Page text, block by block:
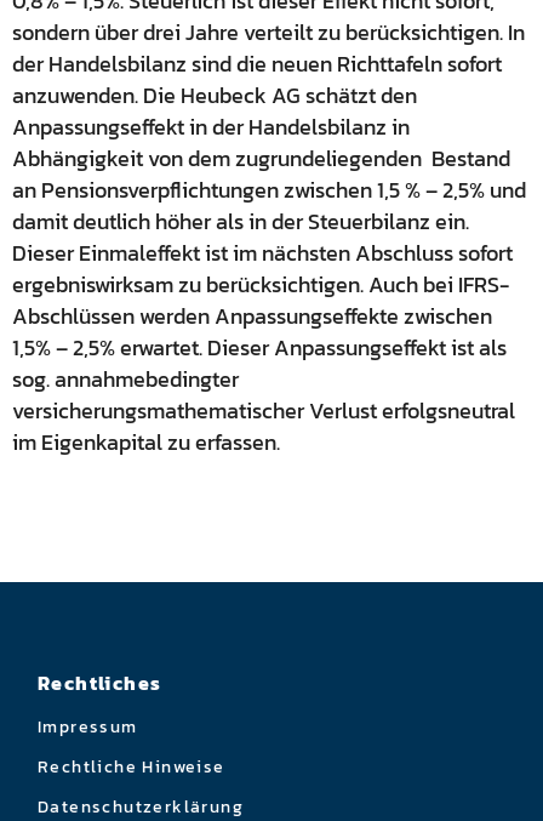
sondern über drei Jahre verteilt zu berücksichtigen. In
der Handelsbilanz sind die neuen Richttafeln sofort
anzuwenden. Die Heubeck AG schätzt den
Anpassungseffekt in der Handelsbilanz in
Abhängigkeit von dem zugrundeliegenden Bestand
an Pensionsverpflichtungen zwischen 1,5 % – 2,5% und
damit deutlich höher als in der Steuerbilanz ein.
Dieser Einmaleffekt ist im nächsten Abschluss sofort
ergebniswirksam zu berücksichtigen. Auch bei IFRS-
Abschlüssen werden Anpassungseffekte zwischen
1,5% – 2,5% erwartet. Dieser Anpassungseffekt ist als
sog. annahmebedingter
versicherungsmathematischer Verlust erfolgsneutral
im Eigenkapital zu erfassen.
Rechtliches
Impressum
Rechtliche Hinweise
Datenschutzerklärung